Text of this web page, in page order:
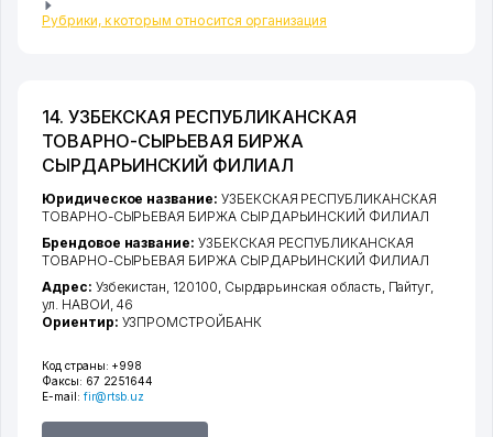
Рубрики, к которым относится организация
14. УЗБЕКСКАЯ РЕСПУБЛИКАНСКАЯ
ТОВАРНО-СЫРЬЕВАЯ БИРЖА
СЫРДАРЬИНСКИЙ ФИЛИАЛ
Код страны: +998
Факсы: 67 2251644
E-mail: fir@rtsb.uz
Юридическое название: УЗБЕКСКАЯ РЕСПУБЛИКАНСКАЯ
ТОВАРНО-СЫРЬЕВАЯ БИРЖА СЫРДАРЬИНСКИЙ ФИЛИАЛ
Брендовое название: УЗБЕКСКАЯ РЕСПУБЛИКАНСКАЯ
ТОВАРНО-СЫРЬЕВАЯ БИРЖА СЫРДАРЬИНСКИЙ ФИЛИАЛ
Адрес: Узбекистан, 120100, Сырдарьинская область Пайтуг
ул. НАВОИ , 46
Ориентир: УЗПРОМСТРОЙБАНК